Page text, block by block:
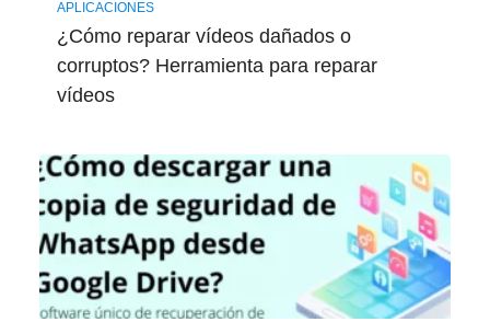
APLICACIONES
¿Cómo reparar vídeos dañados o
corruptos? Herramienta para reparar
vídeos